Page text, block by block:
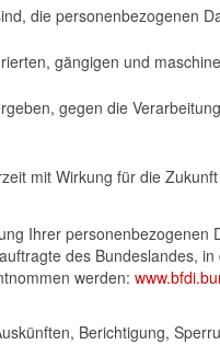
die personenbezogenen
gängigen und
gegen die
mit Wirkung für die
Ihrer personenbezogenen
des Bundeslandes,
werden:
Berichtigung,